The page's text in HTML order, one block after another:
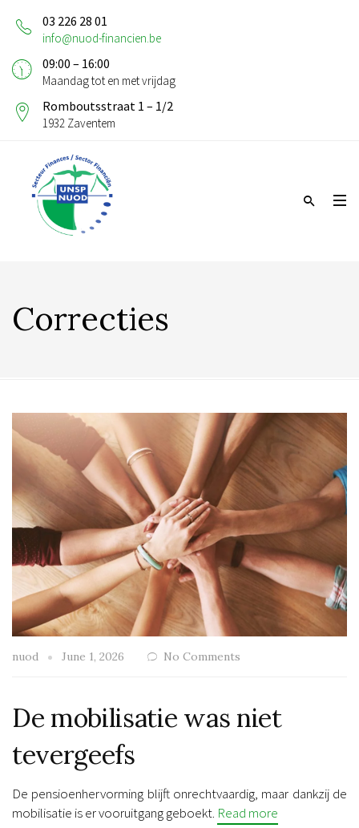
03 226 28 01
info@nuod-financien.be
09:00 – 16:00
Maandag tot en met vrijdag
Romboutsstraat 1 – 1/2
1932 Zaventem
Correcties
nuod June 1, 2026 No Comments
De mobilisatie was niet
tevergeefs
De pensioenhervorming blijft onrechtvaardig, maar dankzij de
mobilisatie is er vooruitgang geboekt. Read more